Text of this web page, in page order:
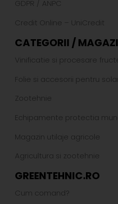
GDPR / ANPC
Credit Online – UniCredit
CATEGORII /
Vinificatie si procesare
Folie si accesorii pentru
Zootehnie
Echipamente protectia
Magazin utilaje agricole
Agricultura si zootehnie
GREENTEHNIC.RO
Cum comand?